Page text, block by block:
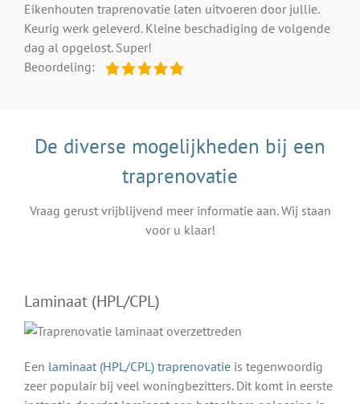
Eikenhouten traprenovatie laten uitvoeren door jullie.
Keurig werk geleverd. Kleine beschadiging de volgende
dag al opgelost. Super!
Beoordeling:
De diverse mogelijkheden bij een
traprenovatie
Vraag gerust vrijblijvend meer informatie aan. Wij staan
voor u klaar!
Laminaat (HPL/CPL)
Een laminaat (HPL/CPL) traprenovatie is tegenwoordig
zeer populair bij veel woningbezitters. Dit komt in eerste